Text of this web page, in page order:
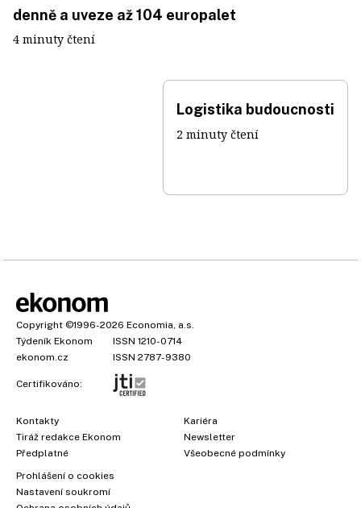
denně a uveze až 104 europalet
4 minuty čtení
Logistika budoucnosti
2 minuty čtení
Copyright ©1996-2026 Economia, a.s.
Týdeník Ekonom
ISSN 1210-0714
ekonom.cz
ISSN 2787-9380
Certifikováno:
Kontakty
Tiráž redakce Ekonom
Předplatné
Kariéra
Newsletter
Všeobecné podmínky
Prohlášení o cookies
Nastavení soukromí